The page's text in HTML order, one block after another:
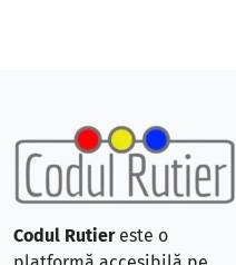
Codul Rutiereste o